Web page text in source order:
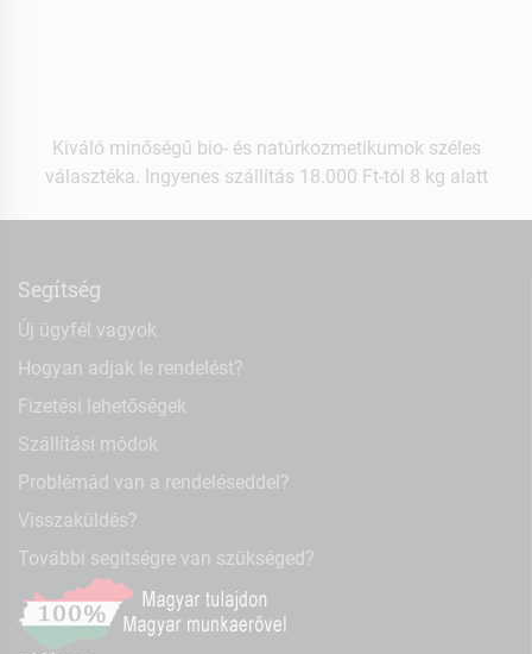
Kiváló minőségű bio- és natúrkozmetikumok széles
választéka. Ingyenes szállítás 18.000 Ft-tól 8 kg alatt
Segítség
Új ügyfél vagyok
Hogyan adjak le rendelést?
Fizetési lehetőségek
Szállítási módok
Problémád van a rendeléseddel?
Visszaküldés?
További segítségre van szükséged?